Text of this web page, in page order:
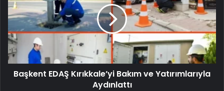
Başkent EDAŞ Kırıkkale’yi Bakım ve Yatırımlarıyla
Aydınlattı